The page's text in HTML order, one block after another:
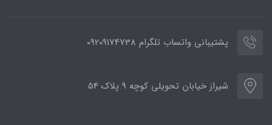
پشتیبانی واتساب تلگرام 09209174738
شیراز خیابان تحویلی کوچه 9 پلاک 54